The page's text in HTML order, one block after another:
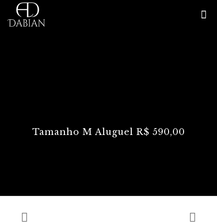
Tamanho M Aluguel R$ 590,00